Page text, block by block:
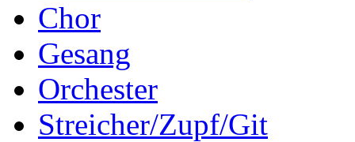
Chor
Gesang
Orchester
Streicher/Zupf/Git